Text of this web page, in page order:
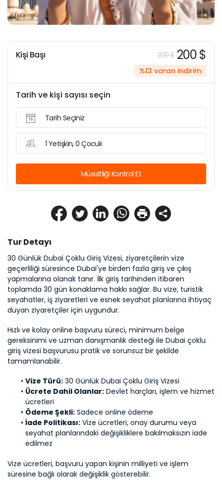
Tur Detayı
30 Günlük Dubai Çoklu Giriş Vizesi, ziyaretçilerin vize
geçerliliği süresince Dubai'ye birden fazla giriş ve çıkış
yapmalarına olanak tanır. İlk giriş tarihinden itibaren
toplamda 30 gün konaklama hakkı sağlar. Bu vize, turistik
seyahatler, iş ziyaretleri ve esnek seyahat planlarına ihtiyaç
duyan ziyaretçiler için uygundur.
Hızlı ve kolay online başvuru süreci, minimum belge
gereksinimi ve uzman danışmanlık desteği ile Dubai çoklu
giriş vizesi başvurusu pratik ve sorunsuz bir şekilde
tamamlanabilir.
Vize Türü: 30 Günlük Dubai Çoklu Giriş Vizesi
Ücrete Dahil Olanlar: Devlet harçları, işlem ve hizmet
ücretleri
Ödeme Şekli: Sadece online ödeme
İade Politikası: Vize ücretleri, onay durumu veya
seyahat planlarındaki değişikliklere bakılmaksızın iade
edilmez
Vize ücretleri, başvuru yapan kişinin milliyeti ve işlem
süresine bağlı olarak değişiklik gösterebilir.
Kişi Başı 230 $ 200 $
%13 varan indirim
Tarih ve kişi sayısı seçin
Tarih Seçiniz
1 Yetişkin, 0 Çocuk
Müsaitliği Kontrol Et